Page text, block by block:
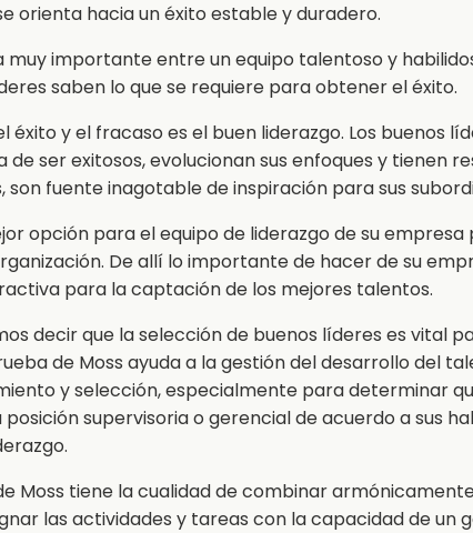
orienta hacia un éxito estable y duradero.
muy importante entre un equipo talentoso y
saben lo que se requiere para obtener el éxito.
éxito y el fracaso es el buen liderazgo. Los buenos
ser exitosos, evolucionan sus enfoques y tienen
son fuente inagotable de inspiración para sus
opción para el equipo de liderazgo de su
De allí lo importante de hacer de su
para la captación de los mejores talentos.
decir que la selección de buenos líderes es vital
de Moss ayuda a la gestión del desarrollo del
y selección, especialmente para determinar
supervisoria o gerencial de acuerdo a sus
Moss tiene la cualidad de combinar
las actividades y tareas con la capacidad de